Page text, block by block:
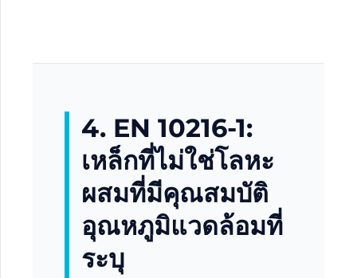
4. EN 10216-1:
เหล็กที่ไม่ใช่โลหะ
ผสมที่มีคุณสมบัติ
อุณหภูมิแวดล้อมที่
ระบุ